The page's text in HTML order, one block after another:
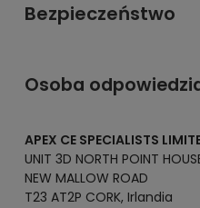
Bezpieczeństwo
Osoba
APEX CE SPECIALISTS
UNIT 3D NORTH POINT
NEW MALLOW ROAD
T23 AT2P CORK, Irlandia